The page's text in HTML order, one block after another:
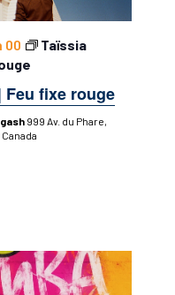
fixe rouge
00
Taïssia
999 Av. du Phare,